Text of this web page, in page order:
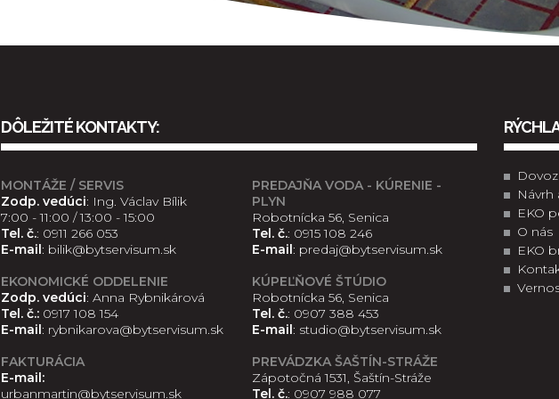
DÔLEŽITÉ KONTAKTY:
MONTÁŽE / SERVIS
Zodp. vedúci: Ing. Václav Bílik
7:00 - 11:00 / 13:00 - 15:00
Tel. č.: 0911 266 053
E-mail: bilik@bytservisum.sk
EKONOMICKÉ ODDELENIE
Zodp. vedúci: Anna Rybnikárová
Tel. č.: 0917 108 154
E-mail: rybnikarova@bytservisum.sk
FAKTURÁCIA
E-mail:
urbanmartin@bytservisum.sk
PREDAJŇA VODA - KÚRENIE -
PLYN
Robotnícka 56, Senica
Tel. č.: 0915 108 246
E-mail: predaj@bytservisum.sk
KÚPEĽŇOVÉ ŠTÚDIO
Robotnícka 56, Senica
Tel. č.: 0907 388 453
E-mail: studio@bytservisum.sk
PREVÁDZKA ŠAŠTÍN-STRÁŽE
Zápotočná 1531, Šaštín-Stráže
Tel. č.: 0907 988 077
Návrh
EKO
O nás
EKO